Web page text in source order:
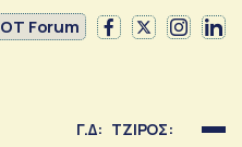
OT Forum
Γ.Δ: ΤΖΙΡΟΣ: